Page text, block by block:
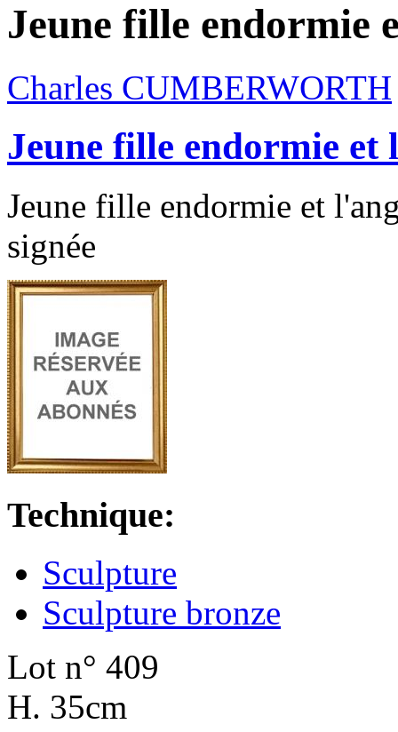
Jeune fille endormie
Charles CUMBERWORTH
Jeune fille endormie et
Jeune fille endormie et
signée
Technique:
Sculpture
Sculpture bronze
Lot n° 409
H. 35cm